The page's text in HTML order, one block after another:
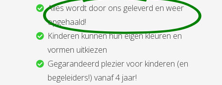
Alles wordt door ons geleverd en weer
opgehaald!
Kinderen kunnen hun eigen kleuren en
vormen uitkiezen
Gegarandeerd plezier voor kinderen (en
begeleiders!) vanaf 4 jaar!